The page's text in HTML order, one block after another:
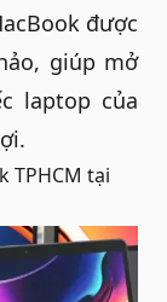
được
giúp mở
laptop của
TPHCM tại